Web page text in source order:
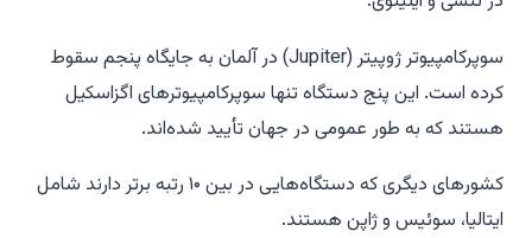
سوپرکامپیوتر ژوپیتر (Jupiter) در آلمان به جایگاه پنجم سقوط
کرده است. این پنج دستگاه تنها سوپرکامپیوترهای اگزاسکیل
هستند که به طور عمومی در جهان تأیید شده‌اند.
کشورهای دیگری که دستگاه‌هایی در بین ۱۰ رتبه برتر دارند شامل
ایتالیا، سوئیس و ژاپن هستند.